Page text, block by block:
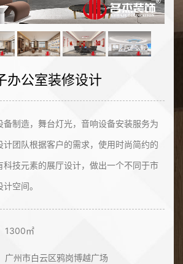
办公室装修设计
备制造，舞台灯光，音响设备安装服务为
计团队根据客户的需求，使用时尚简约的
科技元素的展厅设计，做出一个不同于市
空间。
1300㎡
广州市白云区鸦岗博越广场